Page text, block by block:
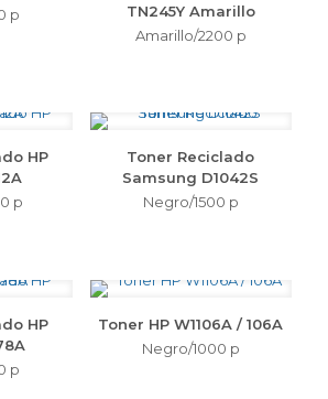
p
TN245Y Amarillo
Amarillo/2200 p
HP
p
Toner Reciclado
Samsung D1042S
Negro/1500 p
HP
p
Toner HP W1106A / 106A
Negro/1000 p